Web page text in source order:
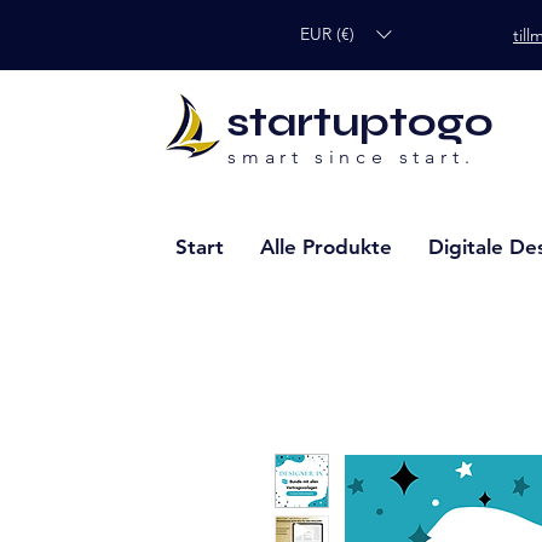
EUR (€)
startuptogo
smart since start.
Start Alle Produkte Digitale